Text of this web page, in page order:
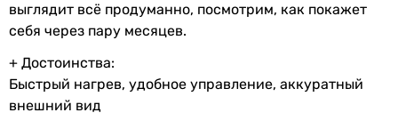
выглядит всё продуманно, посмотрим, как покажет
себя через пару месяцев.
+ Достоинства:
Быстрый нагрев, удобное управление, аккуратный
внешний вид